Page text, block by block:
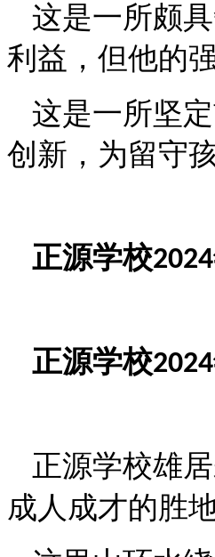
这是一所颇
利益，但他的
这是一所坚
创新，为留守
正源学校2024
正源学校2024
正源学校雄
成人成才的胜地